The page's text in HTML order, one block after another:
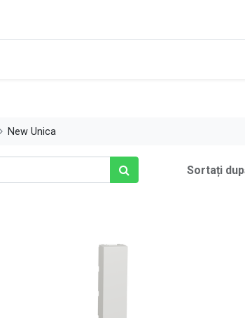
New Unica
Sortați